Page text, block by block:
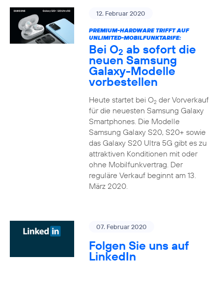
12. Februar 2020
PREMIUM-HARDWARE TRIFFT AUF
UNLIMITED-MOBILFUNKTARIFE:
Bei O2 ab sofort die
neuen Samsung
Galaxy-Modelle
vorbestellen
Heute startet bei O2der Vorverkauf
für die neuesten Samsung Galaxy
Smartphones. Die Modelle
Samsung Galaxy S20, S20+ sowie
das Galaxy S20 Ultra 5G gibt es zu
attraktiven Konditionen mit oder
ohne Mobilfunkvertrag. Der
reguläre Verkauf beginnt am 13.
März 2020.
07. Februar 2020
Folgen Sie uns auf
LinkedIn